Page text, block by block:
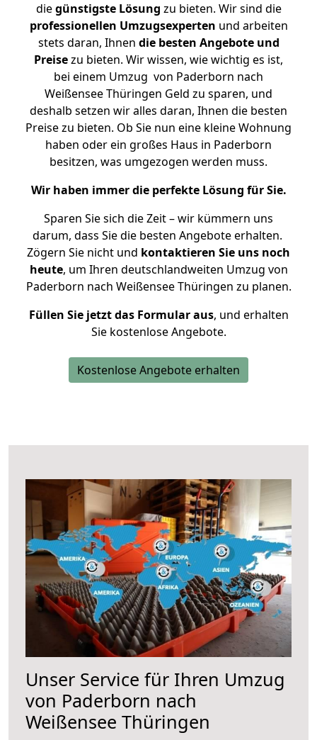
diegünstigste Lösung zu bieten. Wir sind die
professionellen Umzugsexperten und arbeiten
stets daran, Ihnen die besten Angebote und
Preisezu bieten. Wir wissen, wie wichtig es ist,
bei einem Umzug von Paderborn nach
Weißensee Thüringen Geld zu sparen, und
deshalb setzen wir alles daran, Ihnen die besten
Preise zu bieten. Ob Sie nun eine kleine Wohnung
haben oder ein großes Haus in Paderborn
besitzen, was umgezogen werden muss.
Wir haben immer die perfekte Lösung für Sie.
Sparen Sie sich die Zeit – wir kümmern uns
darum, dass Sie die besten Angebote erhalten.
Zögern Sie nicht und kontaktieren Sie uns noch
heute, um Ihren deutschlandweiten Umzug von
Paderborn nach Weißensee Thüringen zu planen.
Füllen Sie jetzt das Formular aus, und erhalten
Sie kostenlose Angebote.
Kostenlose Angebote erhalten
Unser Service für Ihren Umzug
von Paderborn nach
Weißensee Thüringen